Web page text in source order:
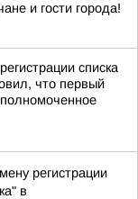
и гости города!
списка
что первый
регистрации
в